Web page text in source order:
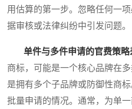
用估算的第一步。忽略任何一
据审核或法律纠纷中引发问题。
单件与多件申请的官费策略
商标，可能是一个核心品牌在
是拥有多个子品牌或防御性商
批量申请的情况。通常，为单